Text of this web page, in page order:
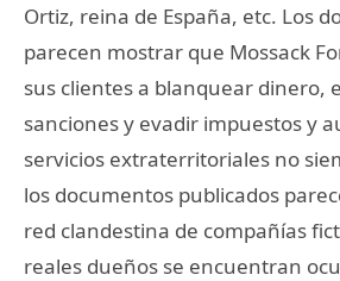
Ortiz, reina de España, etc. Los
parecen mostrar que Mossack
sus clientes a blanquear dinero,
sanciones y evadir impuestos y
servicios extraterritoriales no
los documentos publicados
red clandestina de compañías
reales dueños se encuentran